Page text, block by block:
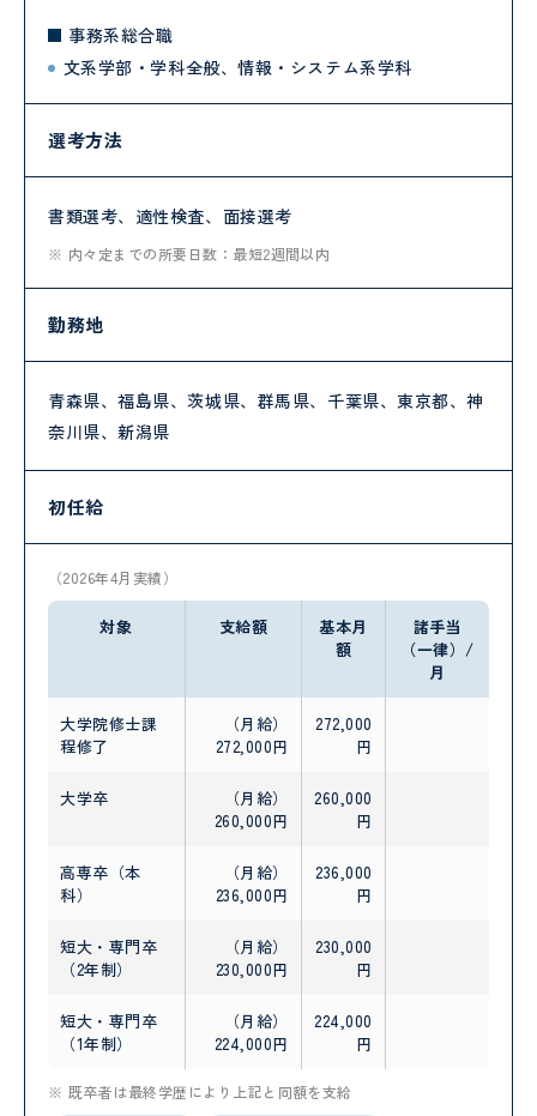
事務系総合職
文系学部・学科全般、情報・システム系学科
選考方法
書類選考、適性検査、面接選考
内々定までの所要日数：最短2週間以内
勤務地
青森県、福島県、茨城県、群馬県、千葉県、東京都、神
奈川県、新潟県
初任給
（2026年4月実績）
対象 支給額
基本月
額
諸手当
（一律）/
月
大学院修士課
程修了
（月給）
272,000円
272,000
円
大学卒
（月給）
260,000円
260,000
円
高専卒（本
科）
（月給）
236,000円
236,000
円
短大・専門卒
（2年制）
（月給）
230,000円
230,000
円
短大・専門卒
（1年制）
（月給）
224,000円
224,000
円
既卒者は最終学歴により上記と同額を支給